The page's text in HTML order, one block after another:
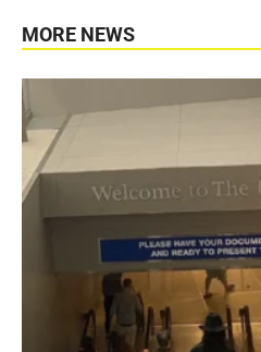
MORE NEWS